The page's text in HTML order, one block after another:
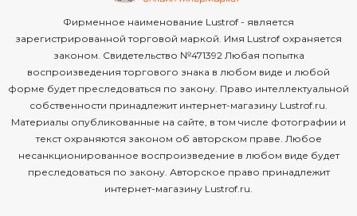
Фирменное наименование Lustrof - является
зарегистрированной торговой маркой. Имя Lustrof охраняется
законом. Свидетельство №471392 Любая попытка
воспроизведения торгового знака в любом виде и любой
форме будет преследоваться по закону. Право интеллектуальной
собственности принадлежит интернет-магазину Lustrof.ru.
Материалы опубликованные на сайте, в том числе фотографии и
текст охраняются законом об авторском праве. Любое
несанкционированное воспроизведение в любом виде будет
преследоваться по закону. Авторское право принадлежит
интернет-магазину Lustrof.ru.